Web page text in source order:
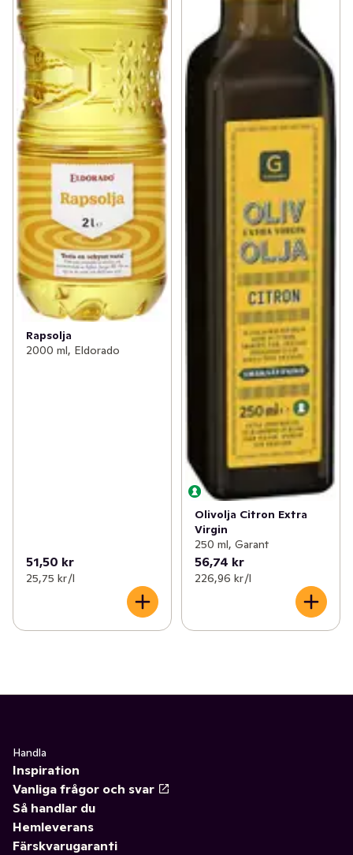
Rapsolja
2000 ml, Eldorado
51,50 kr
25,75 kr /l
Olivolja Citron Extra
Virgin
250 ml, Garant
56,74 kr
226,96 kr /l
Handla
Inspiration
Vanliga frågor och svar
Så handlar du
Hemleverans
Färskvarugaranti